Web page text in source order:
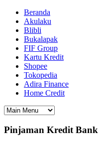
Beranda
Akulaku
Blibli
Bukalapak
FIF Group
Kartu Kredit
Shopee
Tokopedia
Adira Finance
Home Credit
Pinjaman Kredit Bank